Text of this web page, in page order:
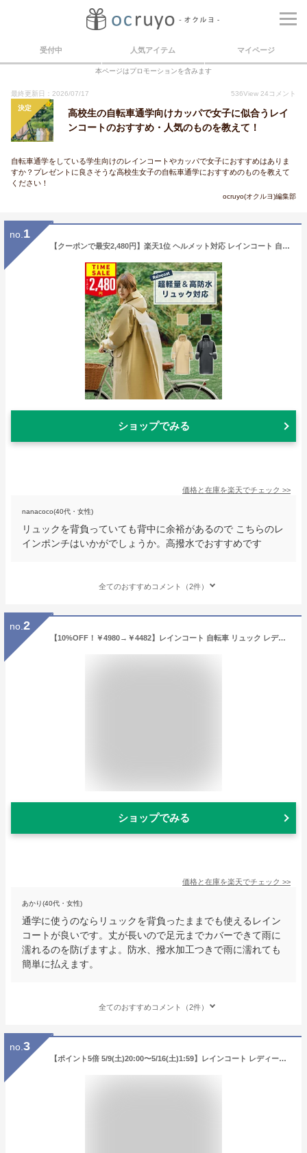
受付中 人気アイテム マイページ
本ページはプロモーションを含みます
最終更新日：2026/07/17 536View 24 コメント
決定
高校生の自転車通学向けカッパで女子に似合うレイ
ンコートのおすすめ・人気のものを教えて！
自転車通学をしている学生向けのレインコートやカッパで女子におすすめはありま
すか？プレゼントに良さそうな高校生女子の自転車通学におすすめのものを教えて
ください！
ocruyo(オクルヨ)編集部
no. 1
【クーポンで最安2,480円】楽天1位 ヘルメット対応 レインコート 自転車 レディース リュック対応 防水 レインウェア ロング丈 レインポンチョ 雨 軽量 防水 カッパ 雨具 ポンチョ 膝が濡れない 撥水 通勤 通学 安全 アウトドア 男女兼用 おしゃれ
ショップでみる
価格と在庫を楽天でチェック >>
nanacoco(40代・女性)
リュックを背負っていても背中に余裕があるので こちらのレ
インポンチはいかがでしょうか。高撥水でおすすめです
全てのおすすめコメント（2件）
no. 2
【10%OFF！￥4980→￥4482】レインコート 自転車 リュック レディース おしゃれ ママ 送迎 ロング 自転車用レインコート ポンチョ カッパ メンズ レインポンチョ バイク 軽量 雨具 自転車用カッパ 通学 リュック対応 防水撥水加工 《raincoat02》
ショップでみる
価格と在庫を楽天でチェック >>
あかり(40代・女性)
通学に使うのならリュックを背負ったままでも使えるレイン
コートが良いです。丈が長いので足元までカバーできて雨に
濡れるのを防げますよ。防水、撥水加工つきで雨に濡れても
簡単に払えます。
全てのおすすめコメント（2件）
no. 3
【ポイント5倍 5/9(土)20:00〜5/16(土)1:59】レインコート レディース 自転車 おしゃれ ママ レインウェア ロング丈 かわいい 防水 軽い カッパ 雨具 通学用 レインウエア 雨の日 自転車用レインコートレディース 送料無料 7440 サイクルモードレインコート